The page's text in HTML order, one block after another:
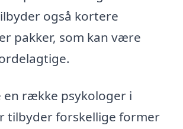
også kortere
pakker, som kan være
en række psykologer i
tilbyder forskellige former